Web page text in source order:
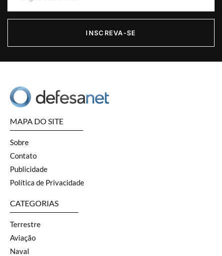
INSCREVA-SE
MAPA DO SITE
Sobre
Contato
Publicidade
Política de Privacidade
CATEGORIAS
Terrestre
Aviação
Naval